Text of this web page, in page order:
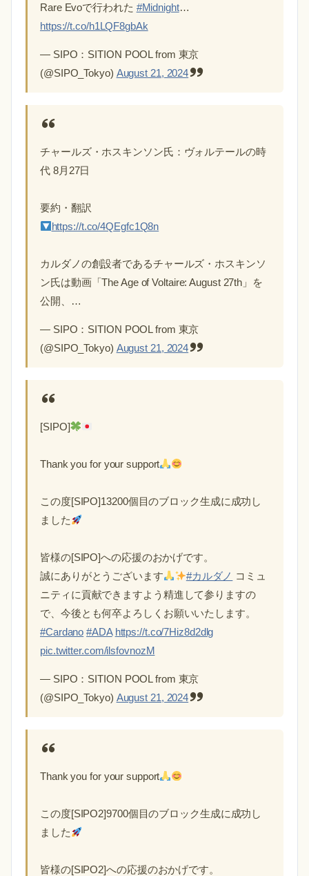
Rare Evoで行われた #Midnight…
https://t.co/h1LQF8gbAk
— SIPO：SITION POOL from 東京
(@SIPO_Tokyo) August 21, 2024
チャールズ・ホスキンソン氏：ヴォルテールの時
代 8月27日
要約・翻訳
https://t.co/4QEgfc1Q8n
カルダノの創設者であるチャールズ・ホスキンソ
ン氏は動画「The Age of Voltaire: August 27th」を
公開、…
— SIPO：SITION POOL from 東京
(@SIPO_Tokyo) August 21, 2024
[SIPO]
Thank you for your support
この度[SIPO]13200個目のブロック生成に成功し
ました
皆様の[SIPO]への応援のおかげです。
誠にありがとうございます
#カルダノ コミュ
ニティに貢献できますよう精進して参りますの
で、今後とも何卒よろしくお願いいたします。
#Cardano #ADA https://t.co/7Hiz8d2dlg
pic.twitter.com/ilsfovnozM
— SIPO：SITION POOL from 東京
(@SIPO_Tokyo) August 21, 2024
Thank you for your support
この度[SIPO2]9700個目のブロック生成に成功し
ました
皆様の[SIPO2]への応援のおかげです。